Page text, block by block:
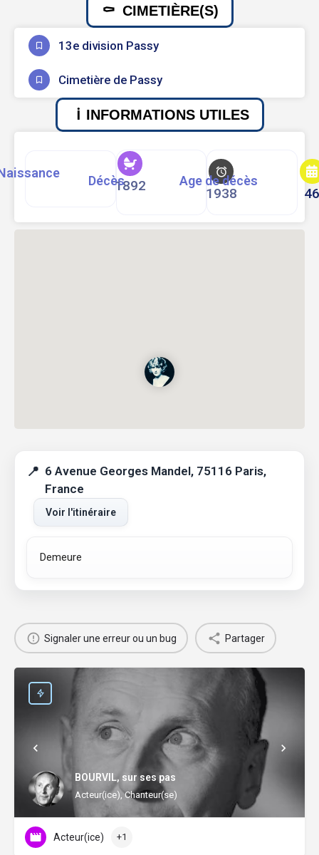
CIMETIÈRE(S)
13e division Passy
Cimetière de Passy
INFORMATIONS UTILES
1892
Décès
1938
Age de décès
6 Avenue Georges Mandel, 75116 Paris,
France
Voir l'itinéraire
Demeure
Signaler une erreur ou un bug Partager
BOURVIL, sur ses pas
Acteur(ice), Chanteur(se)
Acteur(ice) +1